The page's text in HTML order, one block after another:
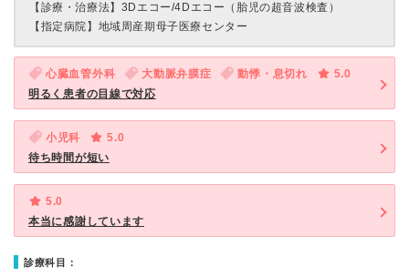
【診療・治療法】 3Dエコー/4Dエコー（胎児の超音波検査）
【指定病院】 地域周産期母子医療センター
心臓血管外科 大動脈弁膜症 動悸・息切れ
5.0
明るく患者の目線で対応
小児科
5.0
待ち時間が短い
5.0
本当に感謝しています
診療科目：